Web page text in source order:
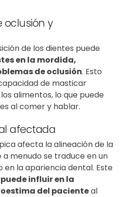
oclusión y
de los dientes puede
en la mordida,
de oclusión. Esto
de masticar
alimentos, lo que puede
al comer y hablar.
afectada
afecta la alineación de la
a menudo se traduce en un
la apariencia dental. Este
puede influir en la
del pacienteal